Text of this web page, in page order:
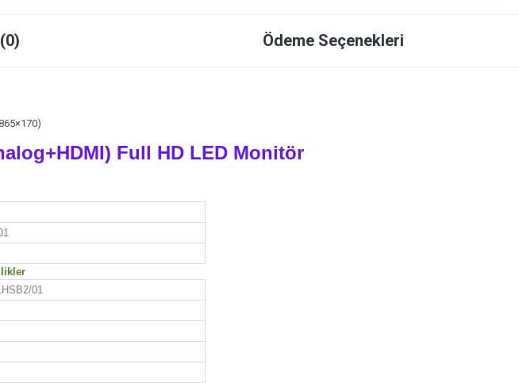
Ödeme Seçenekleri
Full HD LED Monitör
01